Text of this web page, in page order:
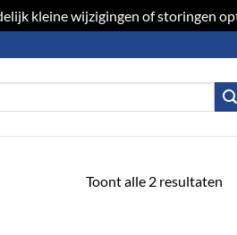
kleine wijzigingen of storingen
Toont alle 2 resultaten